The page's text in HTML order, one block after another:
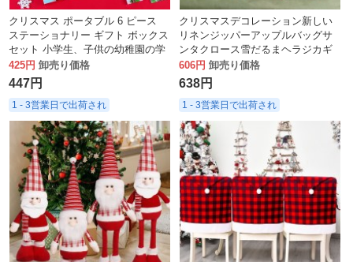
クリスマス ポータブル 6 ピース
ステーショナリー ギフト ボックス
セット 小学生、子供の幼稚園の学
習小物ギフト ご褒美
425円 卸売り価格
447円
1 - 3営業日で出荷され
クリスマスデコレーション新しい
リネンジッパーアップルバッグサ
ンタクロース雪だるまヘラジカギ
フトバッグキャンディーバッグ
606円 卸売り価格
638円
1 - 3営業日で出荷され